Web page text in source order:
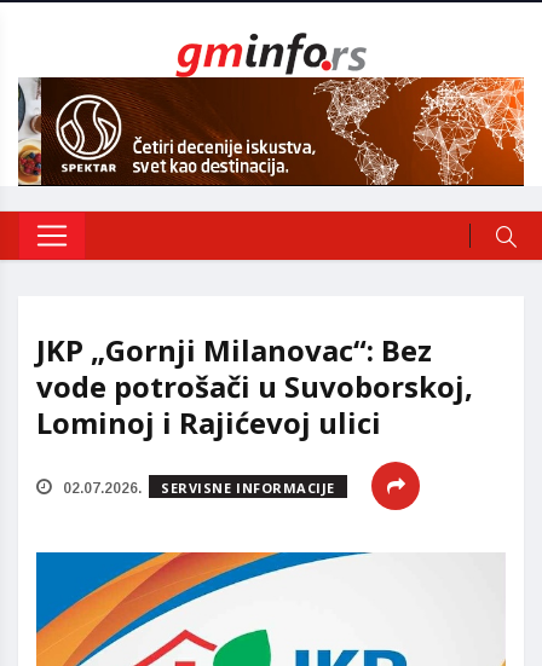
JKP „Gornji Milanovac“: Bez
vode potrošači u Suvoborskoj,
Lominoj i Rajićevoj ulici
02.07.2026. SERVISNE INFORMACIJE